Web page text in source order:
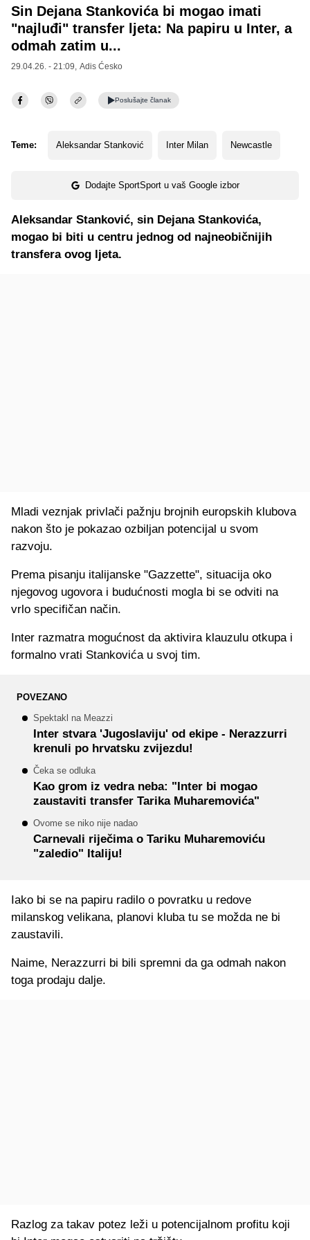
Sin Dejana Stankovića bi mogao imati
"najluđi" transfer ljeta: Na papiru u Inter, a
odmah zatim u...
29.04.26. - 21:09, Adis Ćesko
Poslušajte članak
Teme: Aleksandar Stanković Inter Milan Newcastle
Dodajte SportSport u vaš Google izbor
Aleksandar Stanković, sin Dejana Stankovića,
mogao bi biti u centru jednog od najneobičnijih
transfera ovog ljeta.
Mladi veznjak privlači pažnju brojnih europskih klubova
nakon što je pokazao ozbiljan potencijal u svom
razvoju.
Prema pisanju italijanske "Gazzette", situacija oko
njegovog ugovora i budućnosti mogla bi se odviti na
vrlo specifičan način.
Inter razmatra mogućnost da aktivira klauzulu otkupa i
formalno vrati Stankovića u svoj tim.
POVEZANO
Spektakl na Meazzi
Inter stvara 'Jugoslaviju' od ekipe - Nerazzurri
krenuli po hrvatsku zvijezdu!
Čeka se odluka
Kao grom iz vedra neba: "Inter bi mogao
zaustaviti transfer Tarika Muharemovića"
Ovome se niko nije nadao
Carnevali riječima o Tariku Muharemoviću
"zaledio" Italiju!
Iako bi se na papiru radilo o povratku u redove
milanskog velikana, planovi kluba tu se možda ne bi
zaustavili.
Naime, Nerazzurri bi bili spremni da ga odmah nakon
toga prodaju dalje.
Razlog za takav potez leži u potencijalnom profitu koji